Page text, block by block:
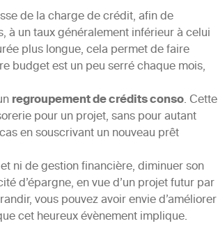
de la charge de crédit, afin de
à un taux généralement inférieur à celui
plus longue, cela permet de faire
budget est un peu serré chaque mois,
regroupement de crédits conso. Cette
pour un projet, sans pour autant
en souscrivant un nouveau prêt
ni de gestion financière, diminuer son
d’épargne, en vue d’un projet futur par
vous pouvez avoir envie d’améliorer
cet heureux évènement implique.